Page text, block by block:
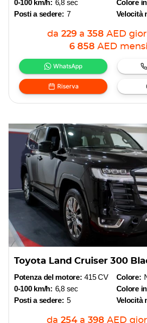
0-100 km/h: 6,8 sec
Posti a sedere: 7
Colore
Velocità
da 229 a 358 AED
6 858 AED
WhatsApp
Riserva
Toyota Land Cruiser 300
Potenza del motore: 415 CV
0-100 km/h: 6,8 sec
Posti a sedere: 5
Colore:
Colore
Velocità
da 254 a 398 AED